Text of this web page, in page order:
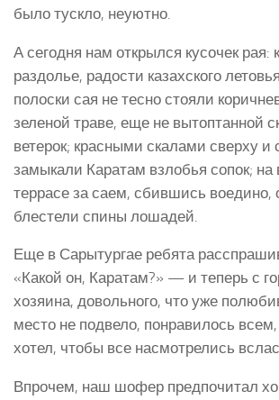
было тускло, неуютно.
А сегодня нам открылся кусочек рая:
раздолье, радости казахского
полоски сая не тесно стояли
зеленой траве, еще не вытоптанной
ветерок; красными скалами сверху и
замыкали Каратам взлобья сопок; на
террасе за саем, сбившись воедино,
блестели спины лошадей.
Еще в Сарытургае ребята
«Какой он, Каратам?» — и теперь с
хозяина, довольного, что уже
место не подвело, понравилось
хотел, чтобы все насмотрелись
Впрочем, наш шофер предпочитал